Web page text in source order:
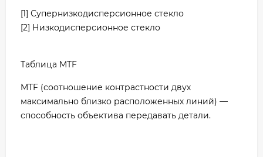
[1] Супернизкодисперсионное стекло
[2] Низкодисперсионное стекло
Таблица MTF
MTF (соотношение контрастности двух
максимально близко расположенных линий) —
способность объектива передавать детали.